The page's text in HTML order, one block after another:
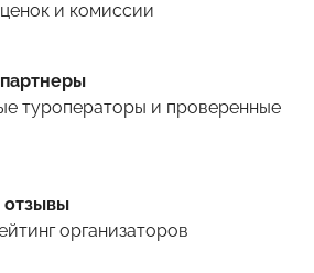
и комиссии
туроператоры и проверенные
отзывы
организаторов